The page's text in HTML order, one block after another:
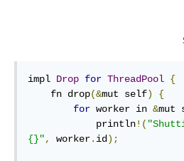
impl Drop for ThreadPool {
    fn drop
(&mut self)
{
for worker in &mut
            println
!(
{}", worker. id );